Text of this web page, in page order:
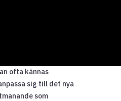
ofta kännas
sig till det nya
som